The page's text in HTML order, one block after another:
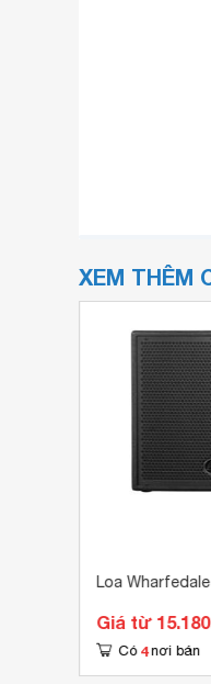
XEM THÊM
Loa
Giá từ
Có 4 nơi bán